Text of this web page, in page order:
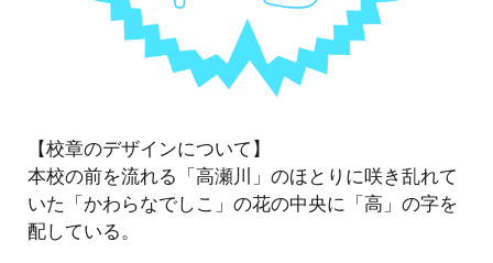
【校章のデザインについて】
本校の前を流れる「高瀬川」のほとりに咲き乱れて
いた「かわらなでしこ」の花の中央に「高」の字を
配している。